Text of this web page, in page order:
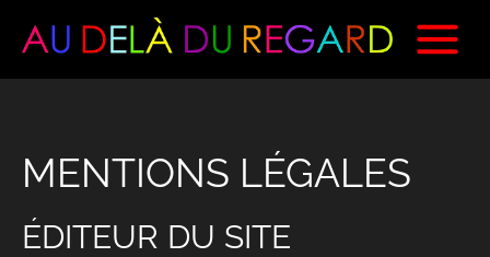
MENTIONS LÉGALES
ÉDITEUR DU SITE